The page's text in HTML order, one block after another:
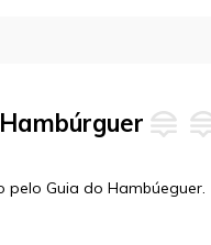
Guia do Hambúeguer.